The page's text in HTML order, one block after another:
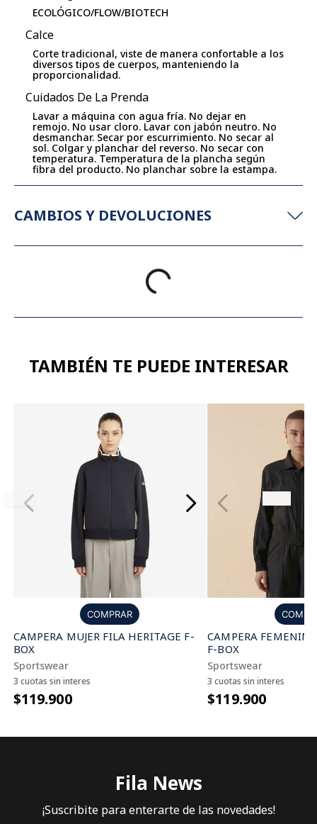
ECOLÓGICO/FLOW/BIOTECH
Calce
Corte tradicional, viste de manera confortable a los
diversos tipos de cuerpos, manteniendo la
proporcionalidad.
Cuidados De La Prenda
Lavar a máquina con agua fría. No dejar en
remojo. No usar cloro. Lavar con jabón neutro. No
desmanchar. Secar por escurrimiento. No secar al
sol. Colgar y planchar del reverso. No secar con
temperatura. Temperatura de la plancha según
fibra del producto. No planchar sobre la estampa.
CAMBIOS Y DEVOLUCIONES
TAMBIÉN TE PUEDE INTERESAR
COMPRAR
CAMPERA MUJER FILA HERITAGE F-
BOX
Sportswear
3 cuotas sin interes
$119.900
CAMPERA
F-BOX
Sportswear
3 cuotas sin interes
$119.900
Fila News
¡Suscribite para enterarte de las novedades!